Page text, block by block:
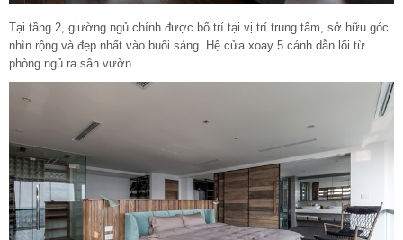
Tại tầng 2, giường ngủ chính được bố trí tại vị trí trung tâm, sở hữu góc
nhìn rộng và đẹp nhất vào buổi sáng. Hệ cửa xoay 5 cánh dẫn lối từ
phòng ngủ ra sân vườn.